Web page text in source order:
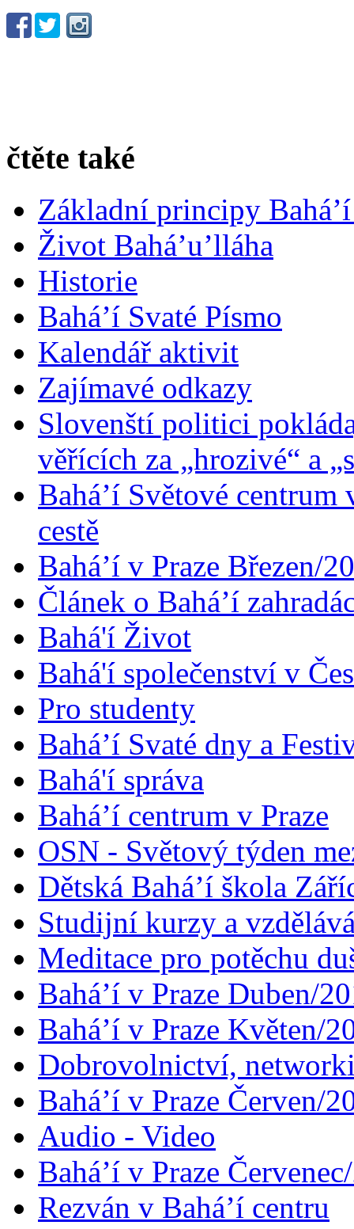
čtěte také
Základní principy
Život Bahá’u’lláha
Historie
Bahá’í Svaté Písmo
Kalendář aktivit
Zajímavé odkazy
Slovenští politici
věřících za „hrozivé“ a
Bahá’í Světové
cestě
Bahá’í v Praze Březen/
Článek o Bahá’í
Bahá'í Život
Bahá'í společenství v
Pro studenty
Bahá’í Svaté dny a
Bahá'í správa
Bahá’í centrum v Praze
OSN - Světový týden
Dětská Bahá’í škola
Studijní kurzy a
Meditace pro potěchu
Bahá’í v Praze Duben/
Bahá’í v Praze Květen/
Dobrovolnictví,
Bahá’í v Praze Červen/
Audio - Video
Bahá’í v Praze
Rezván v Bahá’í centru